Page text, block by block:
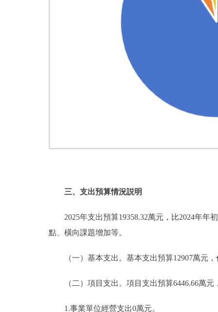
三、支出預算情況説明
2025年支出預算19358.32萬元，比2024年年初
點、橫向課題增加等。
（一）基本支出。基本支出預算12907萬元，
（二）項目支出。項目支出預算6446.66萬元
1.事業單位經營支出0萬元。